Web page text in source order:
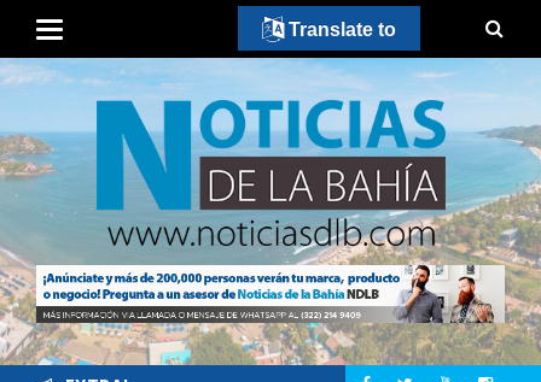
Translate to